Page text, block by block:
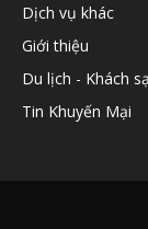
Dịch vụ khác
Giới thiệu
Du lịch - Khách
Tin Khuyến Mại